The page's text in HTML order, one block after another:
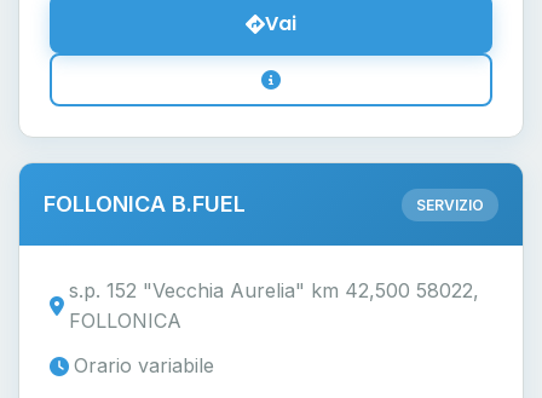
Vai
FOLLONICA B.FUEL SERVIZIO
s.p. 152 "Vecchia Aurelia" km 42,500 58022,
FOLLONICA
Orario variabile